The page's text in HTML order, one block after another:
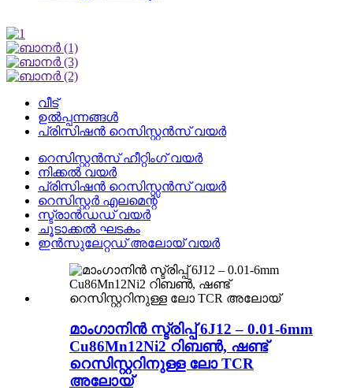
വീട്
ഉൽപ്പന്നങ്ങൾ
പ്രിസിഷൻ റെസിസ്റ്റൻസ് വയർ
റെസിസ്റ്റൻസ് ഹീറ്റിംഗ് വയർ
നിക്കൽ വയർ
പ്രിസിഷൻ റെസിസ്റ്റൻസ് വയർ
റെസിസ്റ്റർ എലമെന്റ്
സ്ട്രാൻഡഡ് വയർ
ചൂടാക്കൽ ഘടകം
ഇൻസുലേറ്റഡ് അലോയ് വയർ
മാംഗാനിൻ സ്ട്രിപ്പ് 6J12 – 0.01-6mm
Cu86Mn12Ni2 റിബൺ, ഷണ്ട്
റെസിസ്റ്ററിനുള്ള ലോ TCR
അലോയ്